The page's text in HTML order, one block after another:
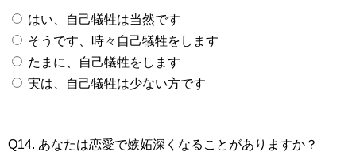
はい、自己犠牲は当然です
そうです、時々自己犠牲をします
たまに、自己犠牲をします
実は、自己犠牲は少ない方です
Q14. あなたは恋愛で嫉妬深くなることがありますか？